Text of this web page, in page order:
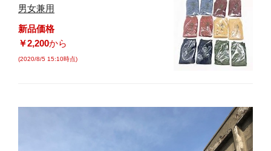
男女兼用
新品価格
￥2,200から
(2020/8/5 15:10時点)